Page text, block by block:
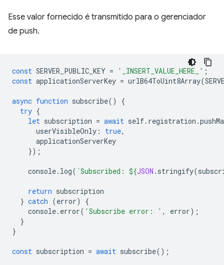
Esse valor fornecido é transmitido para o gerenciador
de push.
const SERVER_PUBLIC_KEY = '_INSERT_VALUE_HERE_' ;
const applicationServerKey = urlB64ToUint8Array(
async function subscribe()
{
try {
let subscription = await self. registration .
userVisibleOnly : true,
applicationServerKey
});
console. log( `Subscribed: ${JSON . stringify(
return subscription
} catch (error)
{
console. error( 'Subscribe error: ' , error);
}
}
const subscription = await subscribe();